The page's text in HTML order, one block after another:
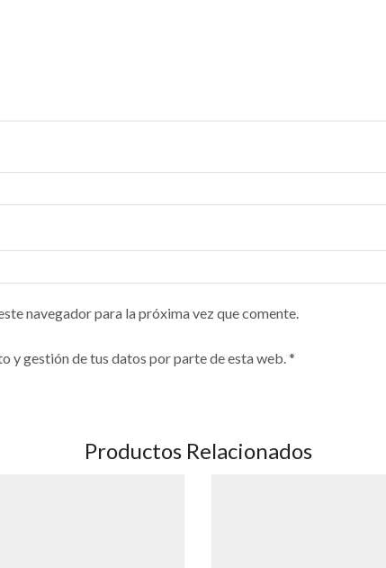
navegador para la próxima vez que comente.
y gestión de tus datos por parte de esta web.*
Productos Relacionados